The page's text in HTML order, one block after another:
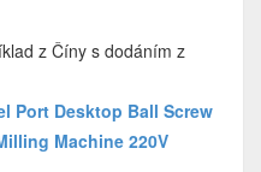
z Číny s dodáním z
Port Desktop Ball Screw
Machine 220V